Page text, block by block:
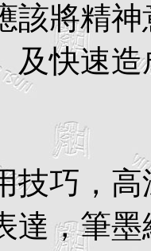
該將精
及快速
技巧，
達，筆